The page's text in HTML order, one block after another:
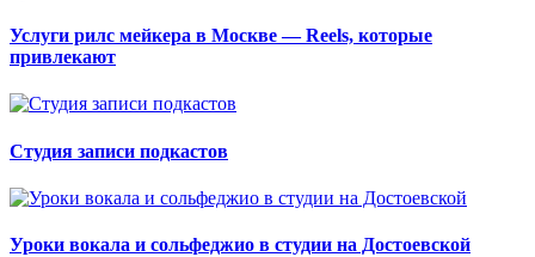
Услуги рилс мейкера в Москве — Reels, которые
привлекают
Студия записи подкастов
Уроки вокала и сольфеджио в студии на Достоевской